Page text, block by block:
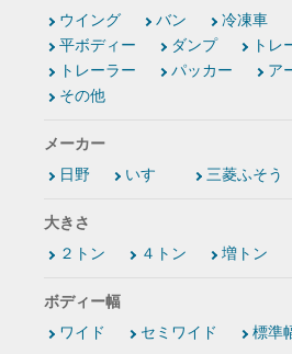
ウイング
バン 冷凍車
平ボディー
ダンプ
トレ
トレーラー
パッカー ア
その他
メーカー
日野
いすゞ 三菱ふそう
大きさ
２トン
４トン 増トン
ボディー幅
ワイド
セミワイド 標準